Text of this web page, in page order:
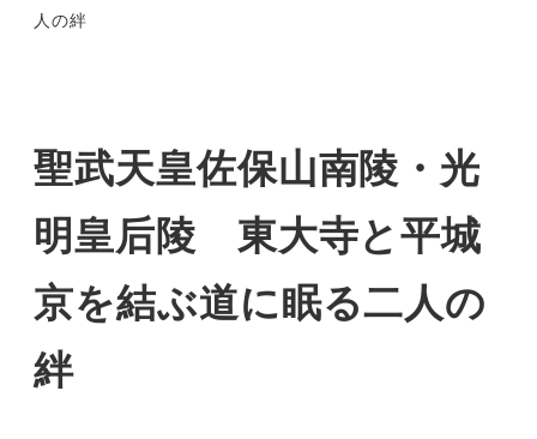
人の絆
聖武天皇佐保山南陵・光
明皇后陵 東大寺と平城
京を結ぶ道に眠る二人の
絆